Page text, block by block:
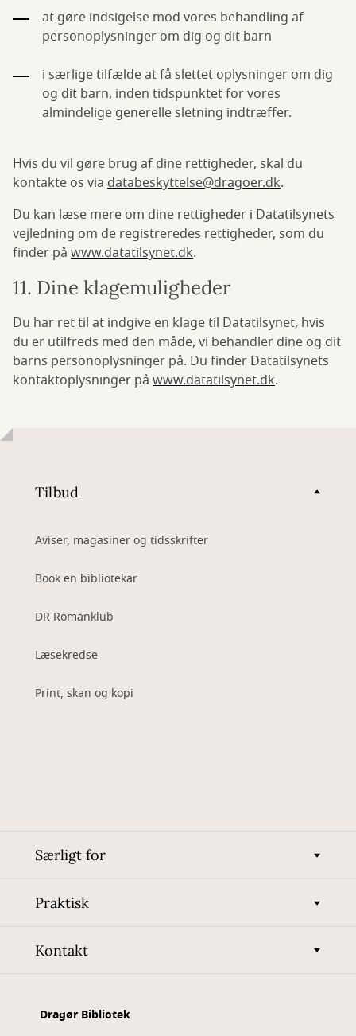
at gøre indsigelse mod vores behandling af
personoplysninger om dig og dit barn
i særlige tilfælde at få slettet oplysninger om dig
og dit barn, inden tidspunktet for vores
almindelige generelle sletning indtræffer.
Hvis du vil gøre brug af dine rettigheder, skal du
kontakte os via databeskyttelse@dragoer.dk.
Du kan læse mere om dine rettigheder i Datatilsynets
vejledning om de registreredes rettigheder, som du
finder på www.datatilsynet.dk.
11. Dine klagemuligheder
Du har ret til at indgive en klage til Datatilsynet, hvis
du er utilfreds med den måde, vi behandler dine og dit
barns personoplysninger på. Du finder Datatilsynets
kontaktoplysninger på www.datatilsynet.dk.
Tilbud
Aviser, magasiner og tidsskrifter
Book en bibliotekar
DR Romanklub
Læsekredse
Print, skan og kopi
Særligt for
Praktisk
Kontakt
Dragør Bibliotek